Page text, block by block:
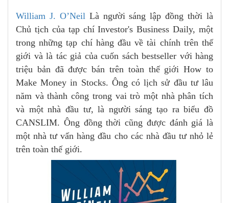
William J. O’Neil Là người sáng lập đồng thời là
Chủ tịch của tạp chí Investor's Business Daily, một
trong những tạp chí hàng đầu về tài chính trên thế
giới và là tác giả của cuốn sách bestseller với hàng
triệu bản đã được bán trên toàn thế giới How to
Make Money in Stocks. Ông có lịch sử đầu tư lâu
năm và thành công trong vai trò một nhà phân tích
và một nhà đầu tư, là người sáng tạo ra biểu đồ
CANSLIM. Ông đồng thời cũng được đánh giá là
một nhà tư vấn hàng đầu cho các nhà đầu tư nhỏ lẻ
trên toàn thế giới.